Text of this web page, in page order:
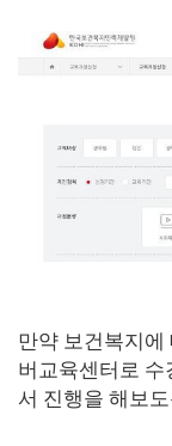
만약 보건복지에
버교육센터로 수
서 진행을 해보